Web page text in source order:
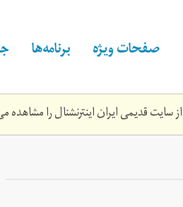
صفحات ویژه برنامه‌ها
قدیمی ایران اینترنشنال را